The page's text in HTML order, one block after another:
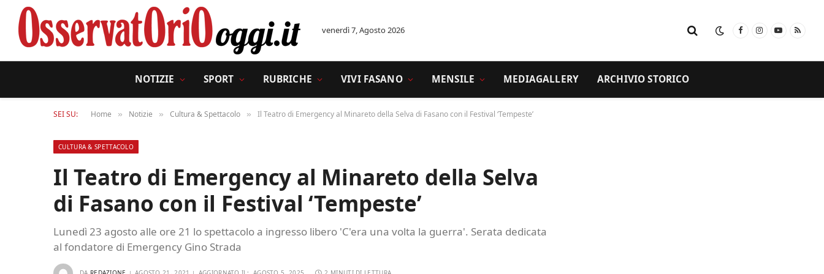
venerdì 7, Agosto 2026 FacebookInstagram
YouTube
RSS
NOTIZIE SPORT RUBRICHE VIVI FASANO MENSILE MEDIAGALLERY ARCHIVIO STORICO
SEI SU: Home » Notizie » Cultura & Spettacolo » Il Teatro di Emergency al Minareto della Selva di Fasano con il Festival ‘Tempeste’
CULTURA & SPETTACOLO
Il Teatro di Emergency al Minareto della Selva
di Fasano con il Festival ‘Tempeste’
Lunedì 23 agosto alle ore 21 lo spettacolo a ingresso libero 'C'era una volta la guerra'. Serata dedicata
al fondatore di Emergency Gino Strada